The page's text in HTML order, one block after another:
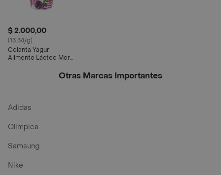
$ 2.000,00
(13.34/g)
Colanta Yagur
Alimento Lácteo Mora
Otras Marcas Importantes
Adidas
Olimpica
Samsung
Nike